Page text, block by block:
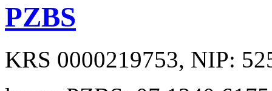
PZBS
KRS 0000219753, NIP: